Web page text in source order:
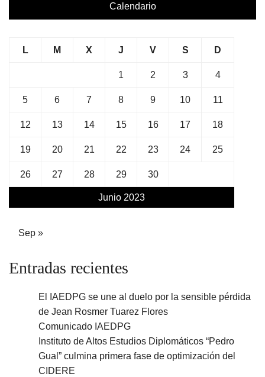
Calendario
Junio 2023
L M X J V S D
1 2 3 4
5 6 7 8 9 10 11
12 13 14 15 16 17 18
19 20 21 22 23 24 25
26 27 28 29 30
Sep »
Entradas recientes
El IAEDPG se une al duelo por la sensible pérdida
de Jean Rosmer Tuarez Flores
Comunicado IAEDPG
Instituto de Altos Estudios Diplomáticos “Pedro
Gual” culmina primera fase de optimización del
CIDERE